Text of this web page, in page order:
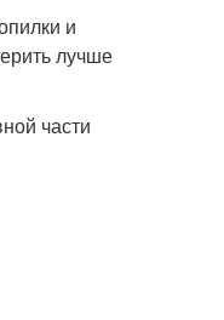
и
лучше
части